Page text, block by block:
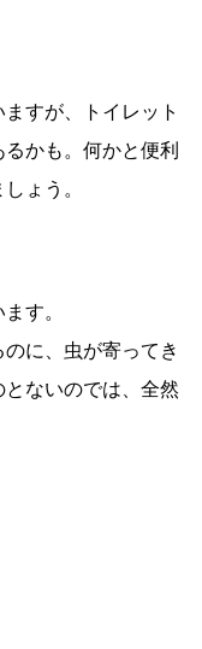
すが、トイレット
かも。何かと便利
ょう。
す。
に、虫が寄ってき
ないのでは、全然